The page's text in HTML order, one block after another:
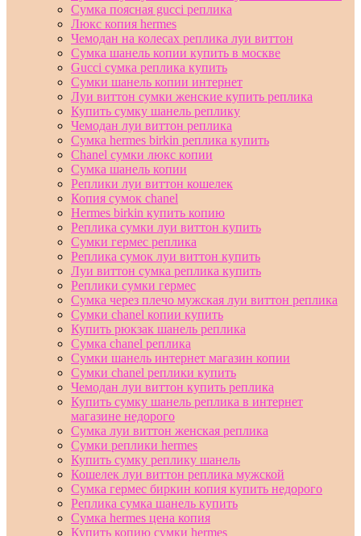
Сумка поясная gucci реплика
Люкс копия hermes
Чемодан на колесах реплика луи виттон
Сумка шанель копии купить в москве
Gucci сумка реплика купить
Сумки шанель копии интернет
Луи виттон сумки женские купить реплика
Купить сумку шанель реплику
Чемодан луи виттон реплика
Сумка hermes birkin реплика купить
Chanel сумки люкс копии
Сумка шанель копии
Реплики луи виттон кошелек
Копия сумок chanel
Hermes birkin купить копию
Реплика сумки луи виттон купить
Сумки гермес реплика
Реплика сумок луи виттон купить
Луи виттон сумка реплика купить
Реплики сумки гермес
Сумка через плечо мужская луи виттон реплика
Сумки chanel копии купить
Купить рюкзак шанель реплика
Сумка chanel реплика
Сумки шанель интернет магазин копии
Сумки chanel реплики купить
Чемодан луи виттон купить реплика
Купить сумку шанель реплика в интернет
магазине недорого
Сумка луи виттон женская реплика
Сумки реплики hermes
Купить сумку реплику шанель
Кошелек луи виттон реплика мужской
Сумка гермес биркин копия купить недорого
Реплика сумка шанель купить
Сумка hermes цена копия
Купить копию сумки hermes